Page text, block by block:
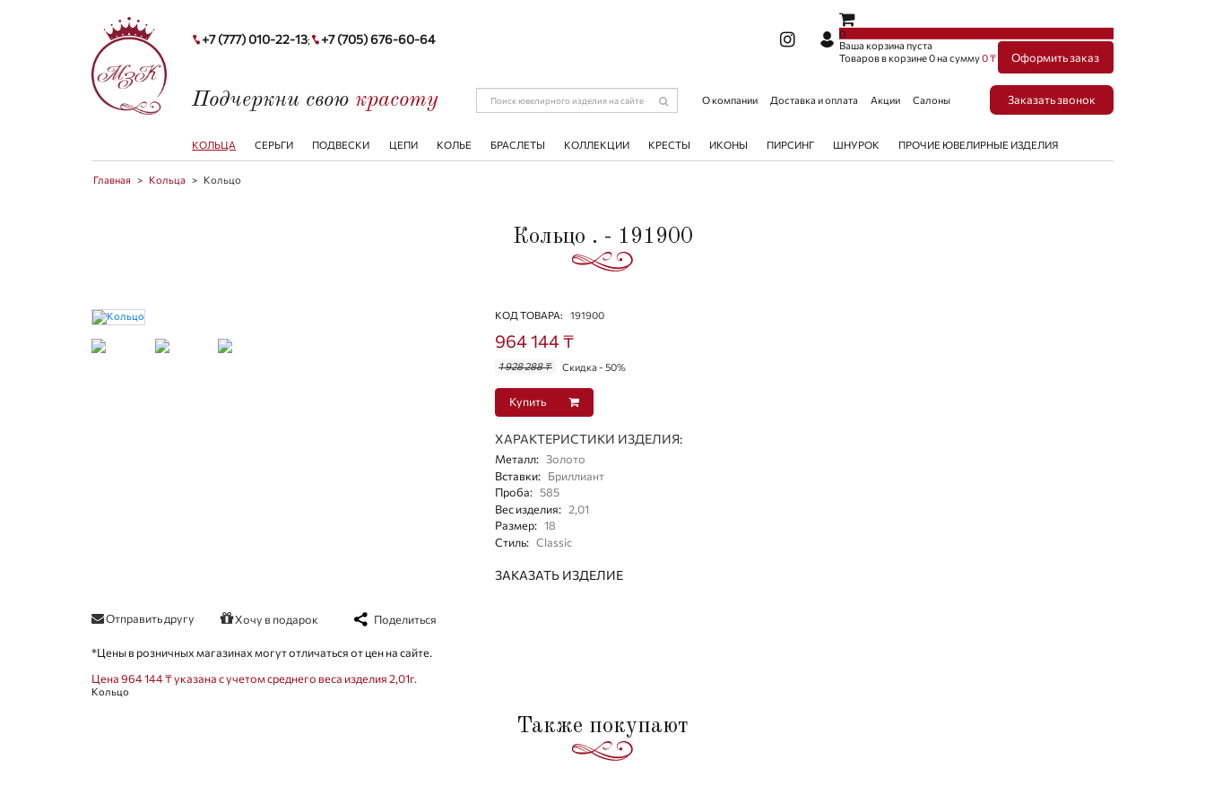
+7 (777) 010-22-13; +7 (705) 676-60-64
0
Ваша корзина пуста
Товаров в корзине0на сумму0 ₸ Оформить заказ
Подчеркни свою красоту О компании Доставка и оплата Акции Салоны Заказать звонок
КОЛЬЦА СЕРЬГИ ПОДВЕСКИ ЦЕПИ КОЛЬЕ БРАСЛЕТЫ КОЛЛЕКЦИИ КРЕСТЫ ИКОНЫ ПИРСИНГ ШНУРОК ПРОЧИЕ ЮВЕЛИРНЫЕ ИЗДЕЛИЯ
Главная > Кольца > Кольцо
Кольцо . - 191900
КОД ТОВАРА: 191900
964 144 ₸
1 928 288 ₸ Скидка - 50%
Купить
ХАРАКТЕРИСТИКИ ИЗДЕЛИЯ:
Металл: Золото
Вставки: Бриллиант
Проба: 585
Вес изделия: 2,01
Размер: 18
Стиль: Classic
ЗАКАЗАТЬ ИЗДЕЛИЕ
Отправить другу Хочу в подарок Поделиться
*Цены в розничных магазинах могут отличаться от цен на сайте.
Цена 964 144 ₸ указана с учетом среднего веса изделия 2,01г.
Кольцо
Также покупают